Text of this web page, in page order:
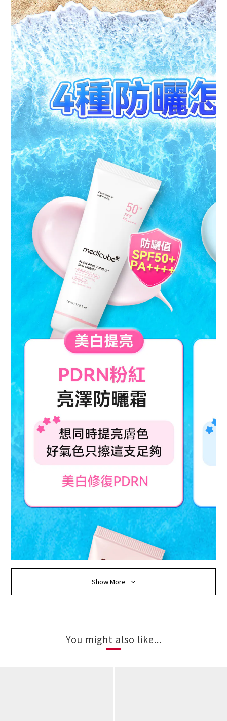
Show More
You might also like...